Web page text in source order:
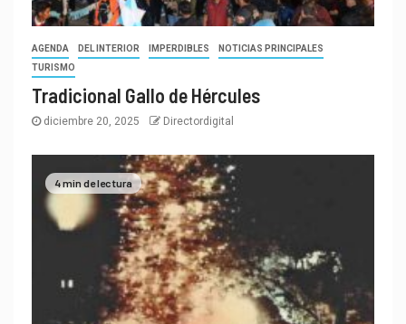
AGENDA DEL INTERIOR IMPERDIBLES
NOTICIAS PRINCIPALES
TURISMO
Tradicional Gallo de Hércules
diciembre 20, 2025 Directordigital
4 min de lectura